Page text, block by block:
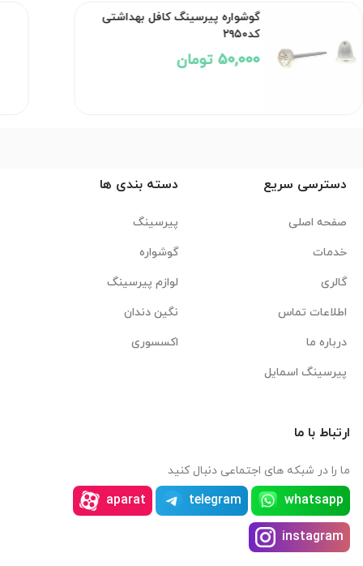
گوشواره پیرسینگ کافل بهداشتی
کد۲۹۵۰
50,000 تومان
دسترسی سریع
صفحه اصلی
خدمات
گالری
اطلاعات تماس
درباره ما
پیرسینگ اسمایل
دسته بندی ها
پیرسینگ
گوشواره
لوازم پیرسینگ
نگین دندان
اکسسوری
ارتباط با ما
ما را در شبکه های اجتماعی دنبال کنید
whatsapp
telegram
aparat
instagram